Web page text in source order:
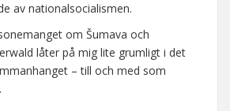
av nationalsocialismen.
om Šumava och
låter på mig lite grumligt i det
– till och med som